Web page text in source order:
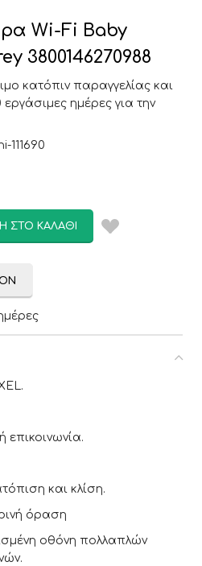
Wi-Fi Baby
3800146270988
κατόπιν παραγγελίας και
ημέρες για την
111690
ΣΤΟ ΚΑΛΆΘΙ
επικοινωνία.
και κλίση.
όραση
οθόνη πολλαπλών